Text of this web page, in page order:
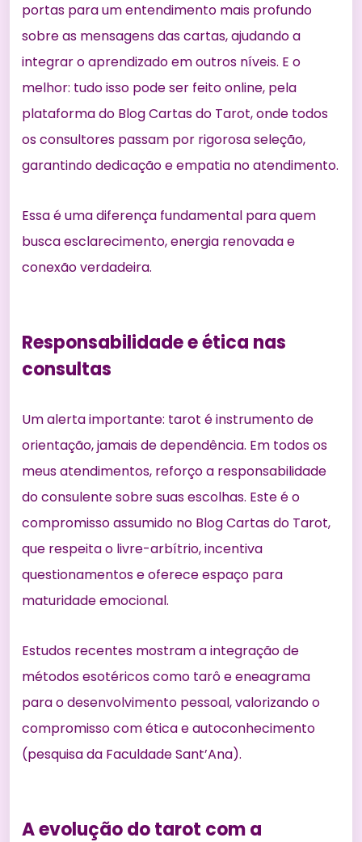
portas para um entendimento mais profundo
sobre as mensagens das cartas, ajudando a
integrar o aprendizado em outros níveis. E o
melhor: tudo isso pode ser feito online, pela
plataforma do Blog Cartas do Tarot, onde todos
os consultores passam por rigorosa seleção,
garantindo dedicação e empatia no atendimento.
Essa é uma diferença fundamental para quem
busca esclarecimento, energia renovada e
conexão verdadeira.
Responsabilidade e ética nas
consultas
Um alerta importante: tarot é instrumento de
orientação, jamais de dependência. Em todos os
meus atendimentos, reforço a responsabilidade
do consulente sobre suas escolhas. Este é o
compromisso assumido no Blog Cartas do Tarot,
que respeita o livre-arbítrio, incentiva
questionamentos e oferece espaço para
maturidade emocional.
Estudos recentes mostram a integração de
métodos esotéricos como tarô e eneagrama
para o desenvolvimento pessoal, valorizando o
compromisso com ética e autoconhecimento
(pesquisa da Faculdade Sant’Ana).
A evolução do tarot com a